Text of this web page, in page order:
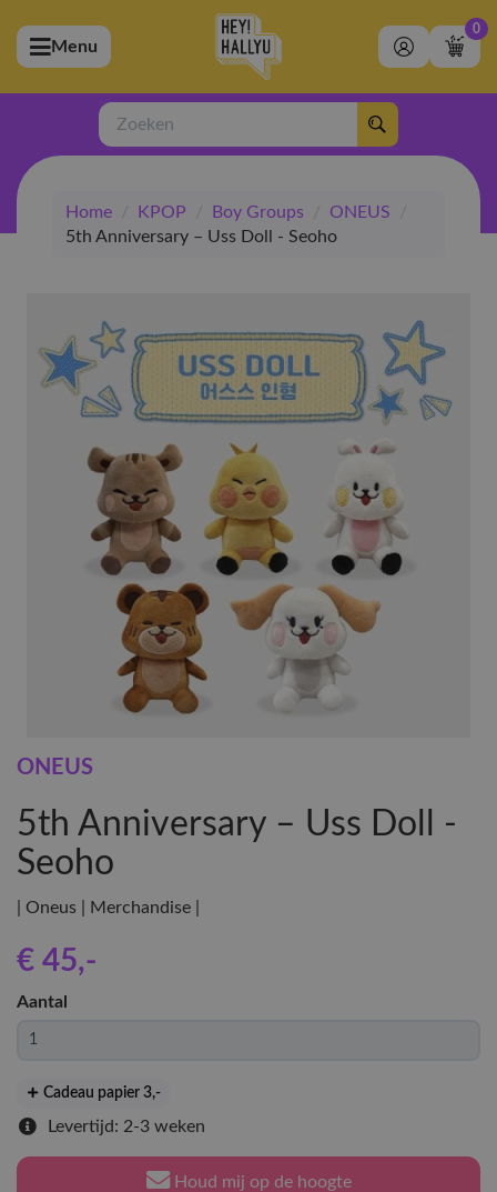
(Artiesten)
(Merchandise)
(Exclusive)
(Winkel)
Menu
0
Zoeken
Home / KPOP / Boy Groups / ONEUS
/
5th Anniversary – Uss Doll - Seoho
ONEUS
5th Anniversary – Uss Doll -
Seoho
| Oneus | Merchandise |
€ 45,-
Aantal
Cadeau papier 3,-
Levertijd: 2-3 weken
Houd mij op de hoogte